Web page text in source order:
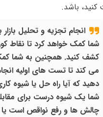
باشد.
انجام تجزیه و تحلیل بازار
شما کمک خواهد کرد تا نقاط
کشف کنید. همچنین به شما
می کند تا تست های اولیه
دهید که آیا راه حل یا شیوه
شما یک شیوه درست برای
چالش ها و رفع نواقص است یا